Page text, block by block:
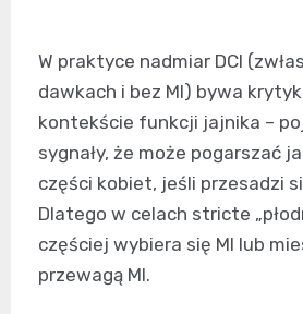
W praktyce nadmiar DCI
dawkach i bez MI) bywa
kontekście funkcji jajnika –
sygnały, że może pogarszać
części kobiet, jeśli przesadzi
Dlatego w celach stricte
częściej wybiera się MI lub
przewagą MI.